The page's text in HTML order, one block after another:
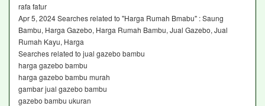
rafa fatur
Apr 5, 2024 Searches related to "Harga Rumah Bmabu" : Saung
Bambu, Harga Gazebo, Harga Rumah Bambu, Jual Gazebo, Jual
Rumah Kayu, Harga
Searches related to jual gazebo bambu
harga gazebo bambu
harga gazebo bambu murah
gambar jual gazebo bambu
gazebo bambu ukuran